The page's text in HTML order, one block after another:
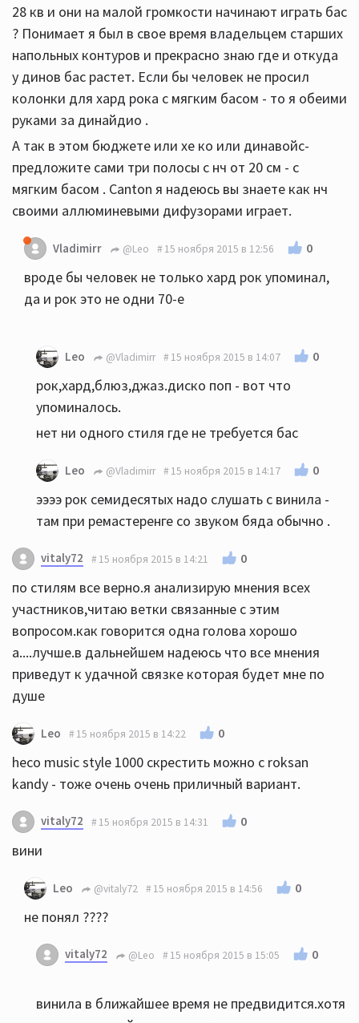
28 кв и они на малой громкости начинают играть бас
? Понимает я был в свое время владельцем старших
напольных контуров и прекрасно знаю где и откуда
у динов бас растет. Если бы человек не просил
колонки для хард рока с мягким басом - то я обеими
руками за динайдио .
А так в этом бюджете или хе ко или динавойс-
предложите сами три полосы с нч от 20 см - с
мягким басом . Canton я надеюсь вы знаете как нч
своими аллюминевыми дифузорами играет.
Vladimirr @Leo 15 ноября 2015 в 12:56 0
вроде бы человек не только хард рок упоминал,
да и рок это не одни 70-е
Leo @Vladimirr 15 ноября 2015 в 14:07 0
рок,хард,блюз,джаз.диско поп - вот что
упоминалось.
нет ни одного стиля где не требуется бас
Leo @Vladimirr 15 ноября 2015 в 14:17 0
ээээ рок семидесятых надо слушать с винила -
там при ремастеренге со звуком бяда обычно .
vitaly72 15 ноября 2015 в 14:21 0
по стилям все верно.я анализирую мнения всех
участников,читаю ветки связанные с этим
вопросом.как говорится одна голова хорошо
а....лучше.в дальнейшем надеюсь что все мнения
приведут к удачной связке которая будет мне по
душе
Leo 15 ноября 2015 в 14:22 0
heco music style 1000 скрестить можно с roksan
kandy - тоже очень очень приличный вариант.
vitaly72 15 ноября 2015 в 14:31 0
вини
Leo @vitaly72 15 ноября 2015 в 14:56 0
не понял ????
vitaly72 @Leo 15 ноября 2015 в 15:05 0
винила в ближайшее время не предвидится.хотя